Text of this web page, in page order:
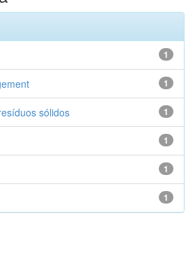
1
1
1
sólidos
1
1
1